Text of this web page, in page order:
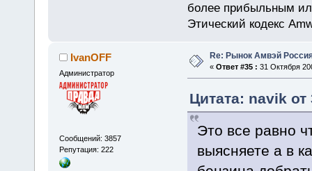
более прибыльным
Этический кодекс
IvanOFF
Администратор
Сообщений: 3857
Репутация: 222
Re: Рынок Амвэй
« Ответ #35 : 31 Октября
Цитата: navik от
Это все равно
выясняете а в